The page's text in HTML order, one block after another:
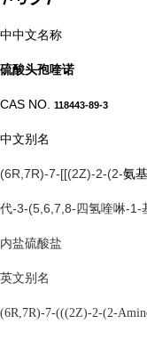
中中文名称
硫酸头孢喹诺
CAS NO. 118443-89-3
中文别名
(6R,7R)-7-[[(2Z)-2-(2-氨基
代-3-(5,6,7,8-四氢喹啉-1-
内盐硫酸盐
英文别名
(6R,7R)-7-(((2Z)-2-(2-